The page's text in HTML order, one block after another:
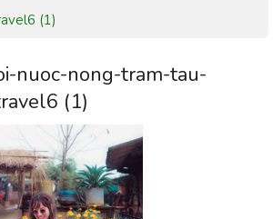
(1)
nuoc-nong-tram-tau-
(1)